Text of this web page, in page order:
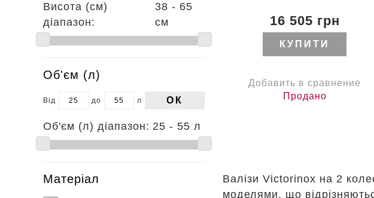
Висота (см)
діапазон:
38 - 65
см
Об'єм (л)
Від до л ОК
Об'єм (л) діапазон: 25 - 55 л
Матеріал
16 505 грн
КУПИТИ
Добавить в сравнение
Продано
Валізи Victorinox на 2
моделями, що